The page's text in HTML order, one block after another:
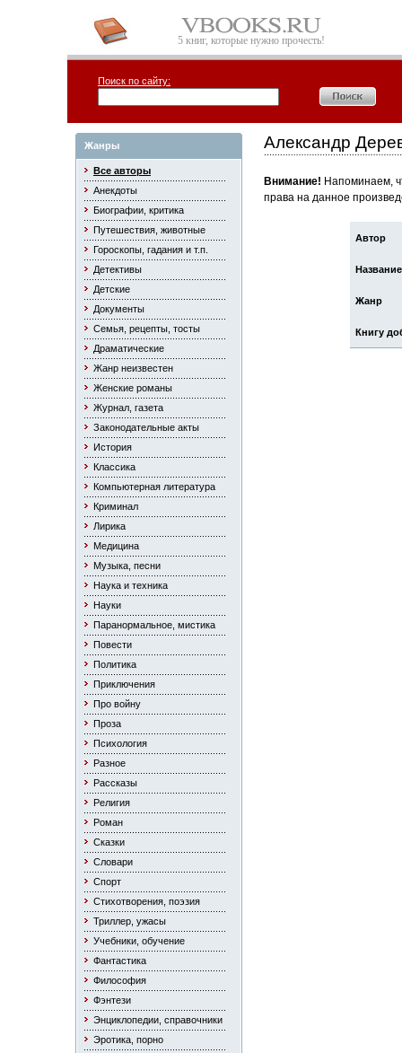
5 книг, которые нужно прочесть!
Поиск по сайту:
Жанры
Все авторы
Анекдоты
Биографии, критика
Путешествия, животные
Гороскопы, гадания и т.п.
Детективы
Детские
Документы
Семья, рецепты, тосты
Драматические
Жанр неизвестен
Женские романы
Журнал, газета
Законодательные акты
История
Классика
Компьютерная литература
Криминал
Лирика
Медицина
Музыка, песни
Наука и техника
Науки
Паранормальное, мистика
Повести
Политика
Приключения
Про войну
Проза
Психология
Разное
Рассказы
Религия
Роман
Сказки
Словари
Спорт
Стихотворения, поэзия
Триллер, ужасы
Учебники, обучение
Фантастика
Философия
Фэнтези
Энциклопедии, справочники
Эротика, порно
Александр
Внимание! Напоминаем,
права на данное
Автор
Название
Жанр
Книгу